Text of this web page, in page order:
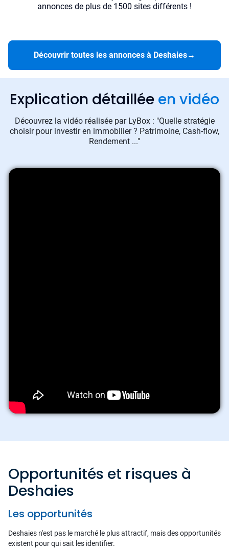
annonces de plus de 1500 sites différents !
Découvrir toutes les annonces à Deshaies→
Explication détaillée en vidéo
Découvrez la vidéo réalisée par LyBox : "Quelle stratégie
choisir pour investir en immobilier ? Patrimoine, Cash-flow,
Rendement ..."
Opportunités et risques à
Deshaies
Les opportunités
Deshaies n'est pas le marché le plus attractif, mais des opportunités
existent pour qui sait les identifier.